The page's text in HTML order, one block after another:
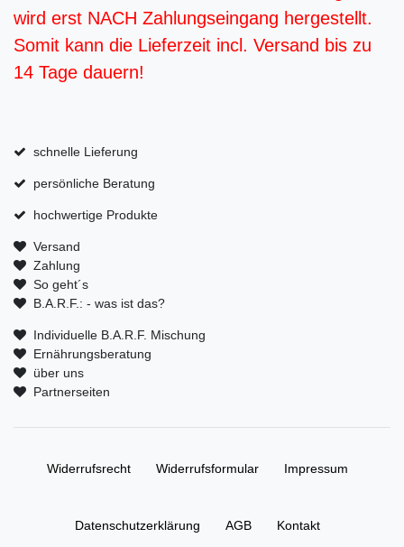
wird erst NACH Zahlungseingang hergestellt.
Somit kann die Lieferzeit incl. Versand bis zu
14 Tage dauern!
schnelle Lieferung
persönliche Beratung
hochwertige Produkte
Versand
Zahlung
So geht´s
B.A.R.F.: - was ist das?
Individuelle B.A.R.F. Mischung
Ernährungsberatung
über uns
Partnerseiten
Widerrufs­recht Widerrufs­formular Impressum
Daten­schutz­erklärung AGB Kontakt